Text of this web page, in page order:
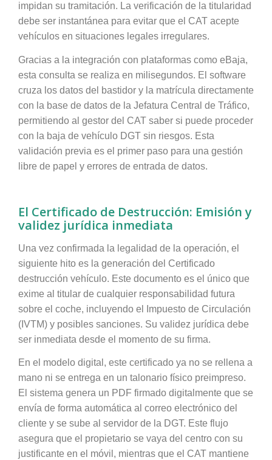
impidan su tramitación. La verificación de la titularidad
debe ser instantánea para evitar que el CAT acepte
vehículos en situaciones legales irregulares.
Gracias a la integración con plataformas como eBaja,
esta consulta se realiza en milisegundos. El software
cruza los datos del bastidor y la matrícula directamente
con la base de datos de la Jefatura Central de Tráfico,
permitiendo al gestor del CAT saber si puede proceder
con la baja de vehículo DGT sin riesgos. Esta
validación previa es el primer paso para una gestión
libre de papel y errores de entrada de datos.
El Certificado de Destrucción: Emisión y
validez jurídica inmediata
Una vez confirmada la legalidad de la operación, el
siguiente hito es la generación del Certificado
destrucción vehículo. Este documento es el único que
exime al titular de cualquier responsabilidad futura
sobre el coche, incluyendo el Impuesto de Circulación
(IVTM) y posibles sanciones. Su validez jurídica debe
ser inmediata desde el momento de su firma.
En el modelo digital, este certificado ya no se rellena a
mano ni se entrega en un talonario físico preimpreso.
El sistema genera un PDF firmado digitalmente que se
envía de forma automática al correo electrónico del
cliente y se sube al servidor de la DGT. Este flujo
asegura que el propietario se vaya del centro con su
justificante en el móvil, mientras que el CAT mantiene